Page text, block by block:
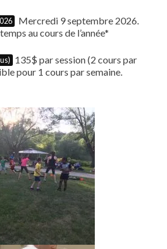
Mercredi 9 septembre 2026.
au cours de l’année*
135$ par session (2 cours par
pour 1 cours par semaine.